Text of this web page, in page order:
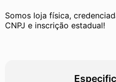
Somos loja física,
CNPJ e inscrição estadual!